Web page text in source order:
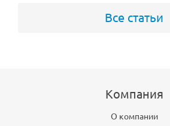
Все статьи
Компания
О компании